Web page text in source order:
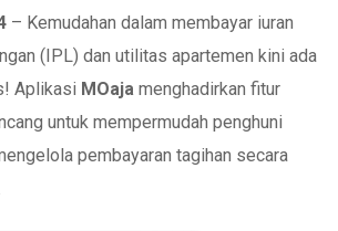
– Kemudahan dalam membayar iuran
(IPL) dan utilitas apartemen kini ada
Aplikasi MOaja menghadirkan fitur
untuk mempermudah penghuni
pembayaran tagihan secara